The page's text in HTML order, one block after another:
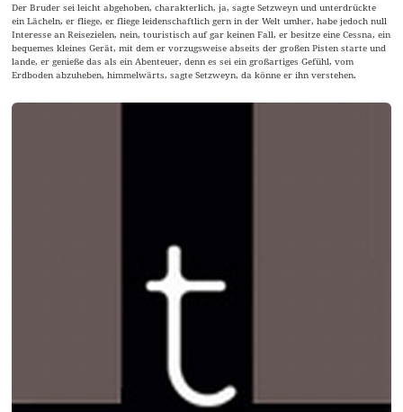
Der Bruder sei leicht abgehoben, charakterlich, ja, sagte Setzweyn und unterdrückte
ein Lächeln, er fliege, er fliege leidenschaftlich gern in der Welt umher, habe jedoch null
Interesse an Reisezielen, nein, touristisch auf gar keinen Fall, er besitze eine Cessna, ein
bequemes kleines Gerät, mit dem er vorzugsweise abseits der großen Pisten starte und
lande, er genieße das als ein Abenteuer, denn es sei ein großartiges Gefühl, vom
Erdboden abzuheben, himmelwärts, sagte Setzweyn, da könne er ihn verstehen.